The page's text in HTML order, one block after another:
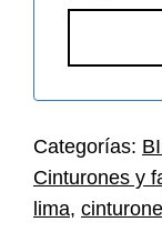
Categorías:
Cinturones y
lima,